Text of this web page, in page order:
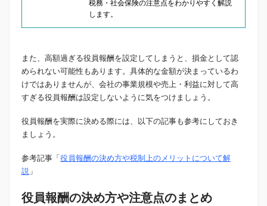
税務・社会保険の注意点をわかりやすく解説
します。
また、高額過ぎる役員報酬を設定してしまうと、損金として認
められない可能性もあります。具体的な金額が決まっているわ
けではありませんが、会社の事業規模や売上・利益に対して高
すぎる役員報酬は設定しないように気をつけましょう。
役員報酬を実際に決める際には、以下の記事も参考にしておき
ましょう。
参考記事「 役員報酬の決め方や税制上のメリットについて解
説 」
役員報酬の決め方や注意点のまとめ